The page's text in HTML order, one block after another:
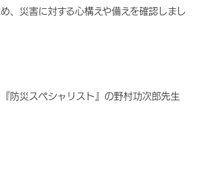
、災害に対する心構えや備えを確認しまし
防災スペシャリスト』の野村功次郎先生